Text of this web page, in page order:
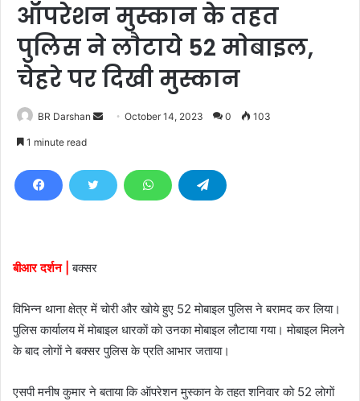
ऑपरेशन मुस्कान के तहत
पुलिस ने लाैटाये 52 माेबाइल,
चेहरे पर दिखी मुस्कान
BR Darshan
d
l
October 14, 2023 0 103
1 minute read
बीआर दर्शन | बक्सर
विभिन्न थाना क्षेत्र में चाेरी और खाेये हुए 52 माेबाइल पुलिस ने बरामद कर लिया।
पुलिस कार्यालय में माेबाइल धारकाें काे उनका माेबाइल लाैटाया गया। माेबाइल मिलने
के बाद लाेगाें ने बक्सर पुलिस के प्रति आभार जताया।
एसपी मनीष कुमार ने बताया कि ऑपरेशन मुस्कान के तहत शनिवार काे 52 लाेगाें